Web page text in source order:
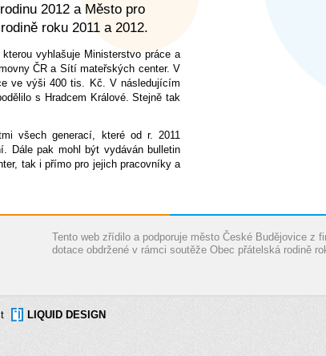
2012 a Město pro
roku 2011 a 2012.
vyhlašuje Ministerstvo práce a
ČR a Sítí mateřských center. V
ve výši 400 tis. Kč. V následujícím
s Hradcem Králové. Stejně tak
všech generací, které od r. 2011
Dále pak mohl být vydáván bulletin
tak i přímo pro jejich pracovníky a
Tento web zřídilo a podporuje město České Budějovice z
dotace obdržené v rámci soutěže Obec přátelská rodině
LIQUID DESIGN